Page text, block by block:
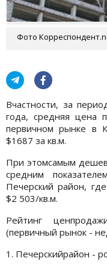
Фото
Вчастности, за
года, средняя цена
первичном рынке в
$1687 за кв.м.
При этомсамым
средним
Печерский район,
$2 503/кв.м.
Рейтинг
(первичный рынок -
1. Печерскийрайон -